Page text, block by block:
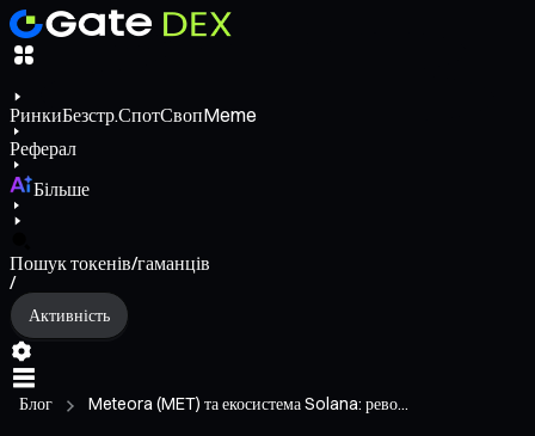
РинкиБезстр.СпотСвопMeme
Реферал
Більше
Пошук токенів/гаманців
/
Активність
Блог Meteora (MET) та екосистема Solana: рево...